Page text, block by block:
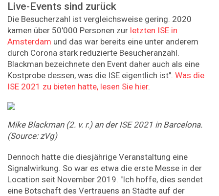
Live-Events sind zurück
Die Besucherzahl ist vergleichsweise gering. 2020
kamen über 50'000 Personen zur letzten ISE in
Amsterdam und das war bereits eine unter anderem
durch Corona stark reduzierte Besucheranzahl.
Blackman bezeichnete den Event daher auch als eine
Kostprobe dessen, was die ISE eigentlich ist". Was die
ISE 2021 zu bieten hatte, lesen Sie hier.
Mike Blackman (2. v. r.) an der ISE 2021 in Barcelona.
(Source: zVg)
Dennoch hatte die diesjährige Veranstaltung eine
Signalwirkung. So war es etwa die erste Messe in der
Location seit November 2019. "Ich hoffe, dies sendet
eine Botschaft des Vertrauens an Städte auf der